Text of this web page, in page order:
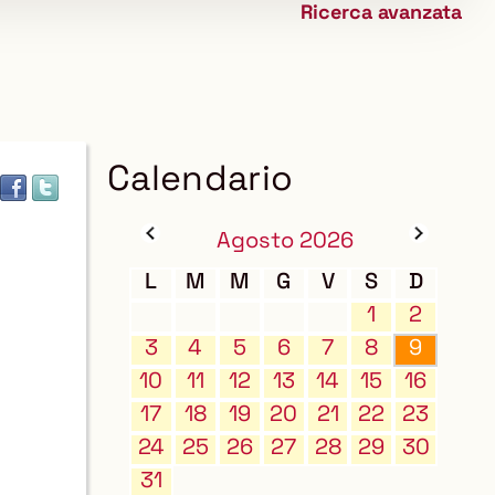
Ricerca avanzata
Calendario
Agosto 2026
L
M M G V S
D
1
2
3
4 5 6 7 8
9
10
11 12 13 14 15
16
17
18 19 20 21 22
23
24
25 26 27 28 29
30
31